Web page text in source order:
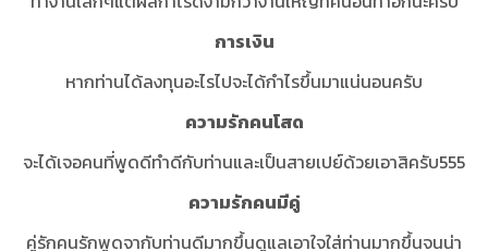
การเงิน
หากท่านได้ลงทุนอะไรไปจะได้กำไรขึ้นมาแน่นอนครับ
ความรักคนโสด
จะได้เจอคนที่พูดดีทำดีกับท่านและเป็นสายเปย์ด้วยเอาสิครับ555
ความรักคนมีคู่
คู่รักคนรักพูดจากับท่านดีมากขึ้นดูแลเอาใจใส่ท่านมากขึ้นจนน่า